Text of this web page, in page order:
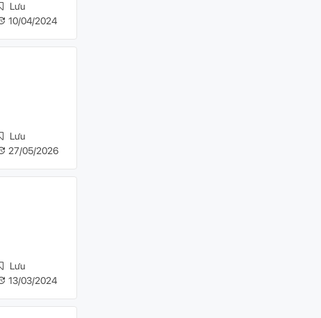
Lưu
10/04/2024
Lưu
27/05/2026
Lưu
13/03/2024